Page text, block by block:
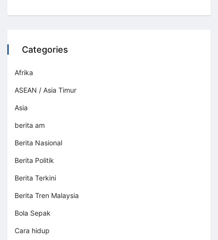
Categories
Afrika
ASEAN / Asia Timur
Asia
berita am
Berita Nasional
Berita Politik
Berita Terkini
Berita Tren Malaysia
Bola Sepak
Cara hidup